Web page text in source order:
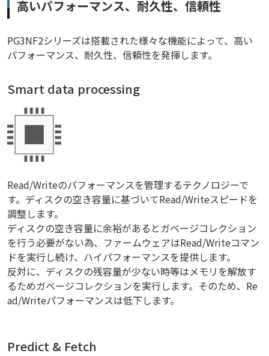
高いパフォーマンス、耐久性、信頼性
PG3NF2シリーズは搭載された様々な機能によって、高い
パフォーマンス、耐久性、信頼性を発揮します。
Smart data processing
Read/Writeのパフォーマンスを管理するテクノロジーで
す。ディスクの空き容量に基づいてRead/Writeスピードを
調整します。
ディスクの空き容量に余裕があるとガベージコレクション
を行う必要がない為、ファームウェアはRead/Writeコマン
ドを実行し続け、ハイパフォーマンスを提供します。
反対に、ディスクの残容量が少ない時等はメモリを解放す
るためガベージコレクションを実行します。そのため、Re
ad/Writeパフォーマンスは低下します。
Predict & Fetch